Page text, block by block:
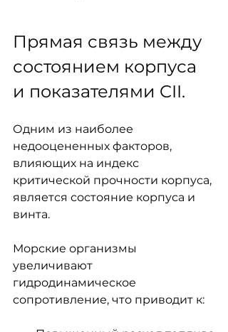
Прямая связь между
состоянием корпуса
и показателями CII.
Одним из наиболее
недооцененных факторов,
влияющих на индекс
критической прочности корпуса,
является состояние корпуса и
винта.
Морские организмы
увеличивают
гидродинамическое
сопротивление, что приводит к: